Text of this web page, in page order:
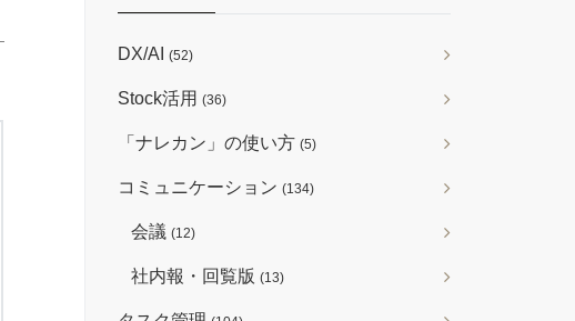
DX/AI (52)
Stock活用 (36)
「ナレカン」の使い方 (5)
コミュニケーション (134)
会議 (12)
社内報・回覧版 (13)